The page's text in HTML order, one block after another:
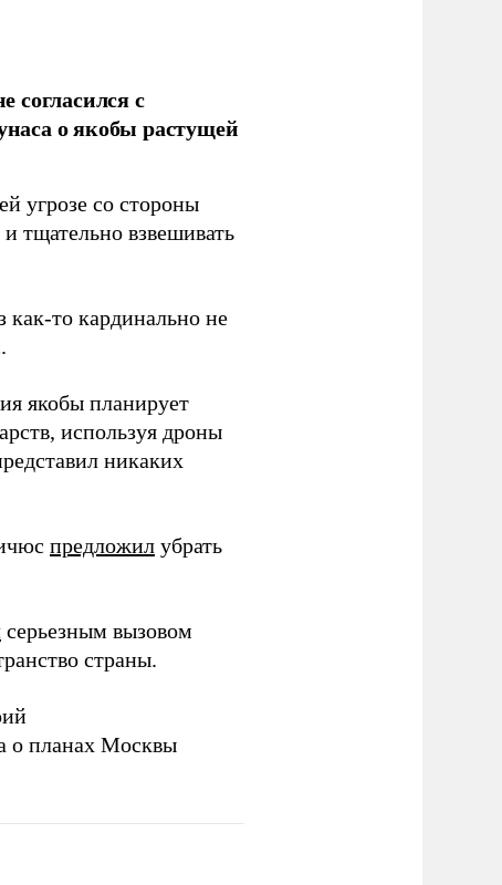
согласился с
о якобы растущей
угрозе со стороны
и тщательно взвешивать
как-то кардинально не
якобы планирует
используя дроны
никаких
предложил убрать
серьезным вызовом
страны.
о планах Москвы